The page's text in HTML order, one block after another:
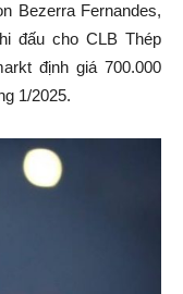
Bezerra Fernandes,
đấu cho CLB Thép
định giá 700.000
1/2025.